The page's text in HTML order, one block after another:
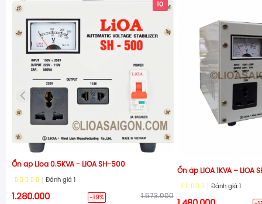
10
Ổn áp Lioa 0.5KVA - LiOA SH-500
Đánh giá
1.280.000 -19% 1.573.000
Ổn áp LIOA 1KVA – LiOA
Đánh giá